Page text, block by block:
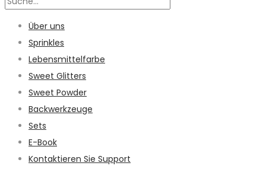
Über uns
Sprinkles
Lebensmittelfarbe
Sweet Glitters
Sweet Powder
Backwerkzeuge
Sets
E-Book
Kontaktieren Sie Support